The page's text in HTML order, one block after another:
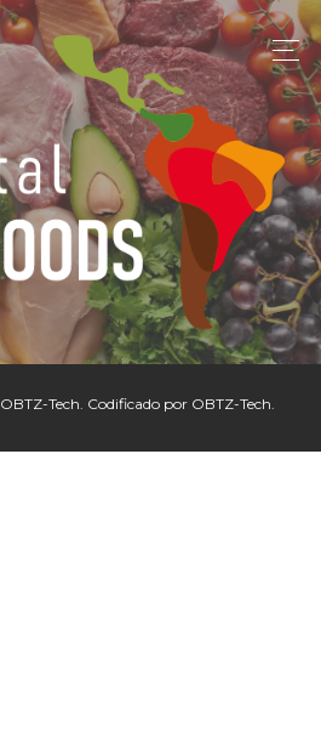
OBTZ-Tech. Codificado por OBTZ-Tech.